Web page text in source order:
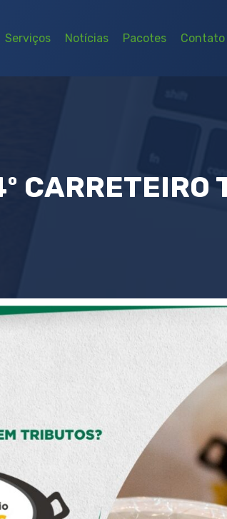
Serviços Notícias Pacotes Contato
CARRETEIRO